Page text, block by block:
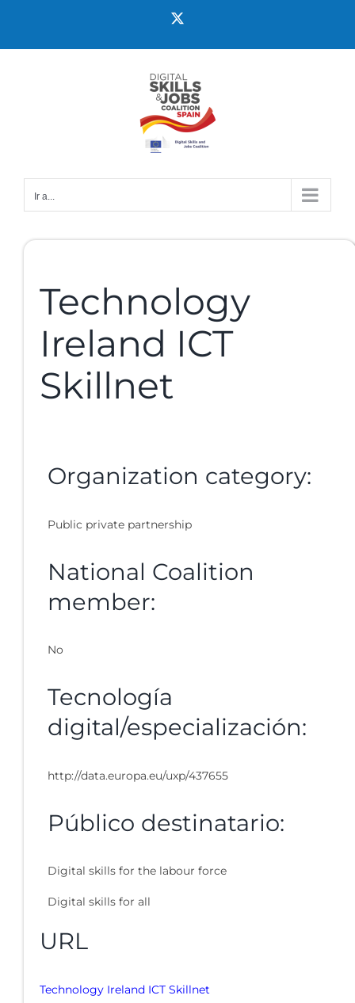
Ir a...
Technology
Ireland ICT
Skillnet
Organization category:
Public private partnership
National Coalition
member:
No
Tecnología
digital/especialización:
http://data.europa.eu/uxp/437655
Público destinatario:
Digital skills for the labour force
Digital skills for all
URL
Technology Ireland ICT Skillnet